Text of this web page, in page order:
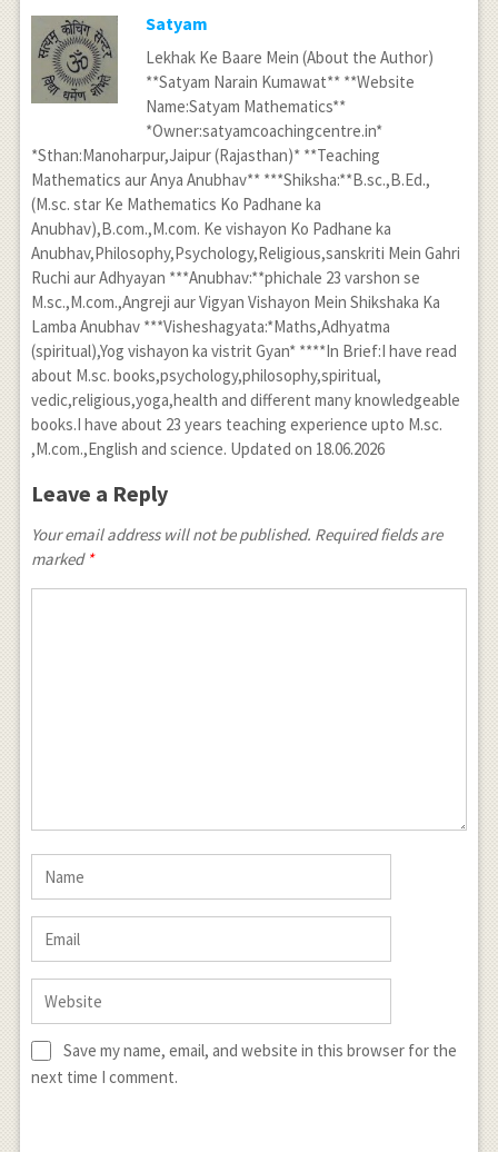
Satyam
Lekhak Ke Baare Mein (About the Author)
**Satyam Narain Kumawat** **Website
Name:Satyam Mathematics**
*Owner:satyamcoachingcentre.in*
*Sthan:Manoharpur,Jaipur (Rajasthan)* **Teaching
Mathematics aur Anya Anubhav** ***Shiksha:**B.sc.,B.Ed.,
(M.sc. star Ke Mathematics Ko Padhane ka
Anubhav),B.com.,M.com. Ke vishayon Ko Padhane ka
Anubhav,Philosophy,Psychology,Religious,sanskriti Mein Gahri
Ruchi aur Adhyayan ***Anubhav:**phichale 23 varshon se
M.sc.,M.com.,Angreji aur Vigyan Vishayon Mein Shikshaka Ka
Lamba Anubhav ***Visheshagyata:*Maths,Adhyatma
(spiritual),Yog vishayon ka vistrit Gyan* ****In Brief:I have read
about M.sc. books,psychology,philosophy,spiritual,
vedic,religious,yoga,health and different many knowledgeable
books.I have about 23 years teaching experience upto M.sc.
,M.com.,English and science. Updated on 18.06.2026
Leave a Reply
Your email address will not be published. Required fields are
marked *
Save my name, email, and website in this browser for the
next time I comment.